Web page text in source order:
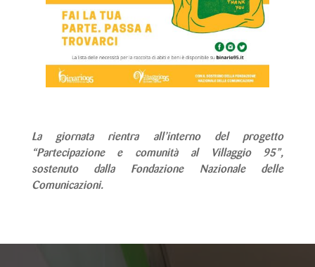
La giornata rientra all’interno del progetto
“Partecipazione e comunità al Villaggio 95”,
sostenuto dalla Fondazione Nazionale delle
Comunicazioni.